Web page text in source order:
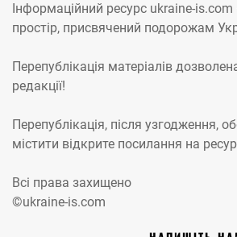
Інформаційний ресурс ukraine-
простір, присвячений подорожам
Перепублікація матеріалів
редакції!
Перепублікація, після узгодження,
містити відкрите посилання на
Всі права захищено
©ukraine-is.com